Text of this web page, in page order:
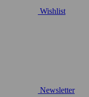
Wishlist
Newsletter